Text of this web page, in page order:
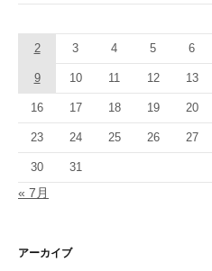
2 3 4 5 6
9 10 11 12 13
16 17 18 19 20
23 24 25 26 27
30 31
« 7月
アーカイブ